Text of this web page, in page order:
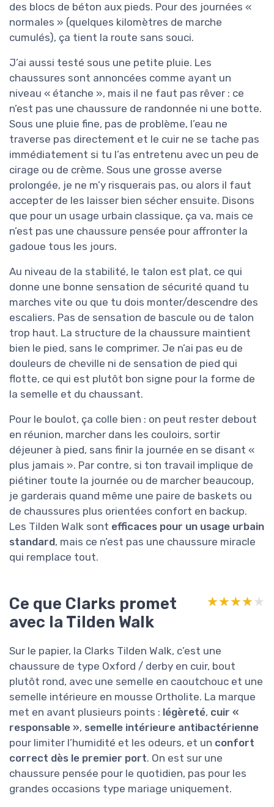
des blocs de béton aux pieds. Pour des journées «
normales » (quelques kilomètres de marche
cumulés), ça tient la route sans souci.
J’ai aussi testé sous une petite pluie. Les
chaussures sont annoncées comme ayant un
niveau « étanche », mais il ne faut pas rêver : ce
n’est pas une chaussure de randonnée ni une botte.
Sous une pluie fine, pas de problème, l’eau ne
traverse pas directement et le cuir ne se tache pas
immédiatement si tu l’as entretenu avec un peu de
cirage ou de crème. Sous une grosse averse
prolongée, je ne m’y risquerais pas, ou alors il faut
accepter de les laisser bien sécher ensuite. Disons
que pour un usage urbain classique, ça va, mais ce
n’est pas une chaussure pensée pour affronter la
gadoue tous les jours.
Au niveau de la stabilité, le talon est plat, ce qui
donne une bonne sensation de sécurité quand tu
marches vite ou que tu dois monter/descendre des
escaliers. Pas de sensation de bascule ou de talon
trop haut. La structure de la chaussure maintient
bien le pied, sans le comprimer. Je n’ai pas eu de
douleurs de cheville ni de sensation de pied qui
flotte, ce qui est plutôt bon signe pour la forme de
la semelle et du chaussant.
Pour le boulot, ça colle bien : on peut rester debout
en réunion, marcher dans les couloirs, sortir
déjeuner à pied, sans finir la journée en se disant «
plus jamais ». Par contre, si ton travail implique de
piétiner toute la journée ou de marcher beaucoup,
je garderais quand même une paire de baskets ou
de chaussures plus orientées confort en backup.
Les Tilden Walk sont efficaces pour un usage urbain
standard, mais ce n’est pas une chaussure miracle
qui remplace tout.
Ce que Clarks promet
avec la Tilden Walk
★★★★★
★★★★★
Sur le papier, la Clarks Tilden Walk, c’est une
chaussure de type Oxford / derby en cuir, bout
plutôt rond, avec une semelle en caoutchouc et une
semelle intérieure en mousse Ortholite. La marque
met en avant plusieurs points : légèreté, cuir «
responsable », semelle intérieure antibactérienne
pour limiter l’humidité et les odeurs, et un confort
correct dès le premier port. On est sur une
chaussure pensée pour le quotidien, pas pour les
grandes occasions type mariage uniquement.